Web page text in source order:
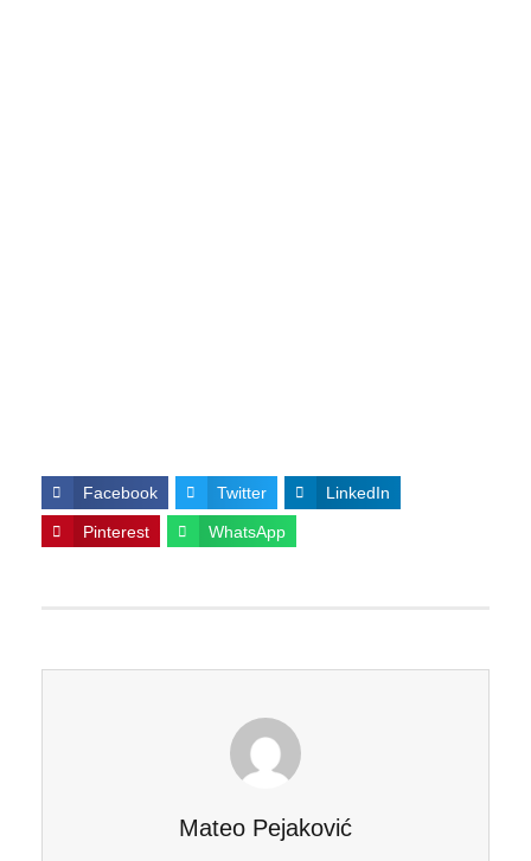
Facebook Twitter LinkedIn
Pinterest WhatsApp
Mateo Pejaković